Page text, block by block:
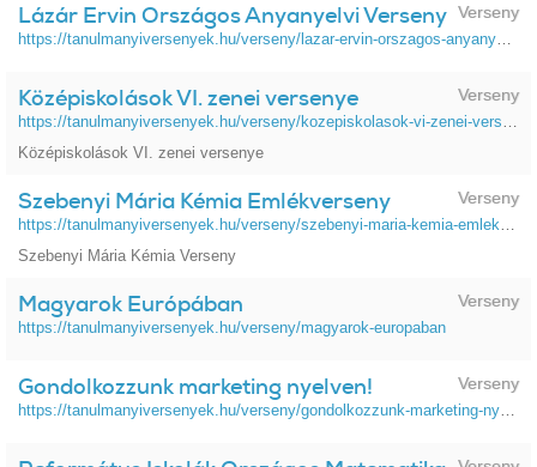
Verseny
Lázár Ervin Országos Anyanyelvi Verseny
https://tanulmanyiversenyek.hu/verseny/lazar-ervin-orszagos-anyanyelvi-verseny
Verseny
Középiskolások VI. zenei versenye
https://tanulmanyiversenyek.hu/verseny/kozepiskolasok-vi-zenei-versenye
Középiskolások VI. zenei versenye
Verseny
Szebenyi Mária Kémia Emlékverseny
https://tanulmanyiversenyek.hu/verseny/szebenyi-maria-kemia-emlekverseny
Szebenyi Mária Kémia Verseny
Verseny
Magyarok Európában
https://tanulmanyiversenyek.hu/verseny/magyarok-europaban
Verseny
Gondolkozzunk marketing nyelven!
https://tanulmanyiversenyek.hu/verseny/gondolkozzunk-marketing-nyelven